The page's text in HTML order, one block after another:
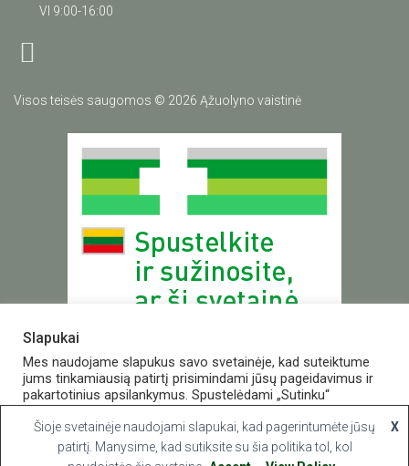
VI 9:00-16:00
Visos teisės saugomos © 2026 Ąžuolyno vaistinė
Valstybinė vaistų kontrolės tarnyba
prie Lietuvos Respublikos sveikatos apsaugos ministerijos
vvkt@vvkt.lt | www.vvkt.lt
Studentų g. 45A,Vilnius
Slapukai
Mes naudojame slapukus savo svetainėje, kad suteiktume
jums tinkamiausią patirtį prisimindami jūsų pageidavimus ir
pakartotinius apsilankymus. Spustelėdami „Sutinku“
sutinkate naudoti VISUS slapukus.
Slapukų nustatymai Sutinku
Šioje svetainėje naudojami slapukai, kad pagerintumėte jūsų
patirtį. Manysime, kad sutiksite su šia politika tol, kol
X